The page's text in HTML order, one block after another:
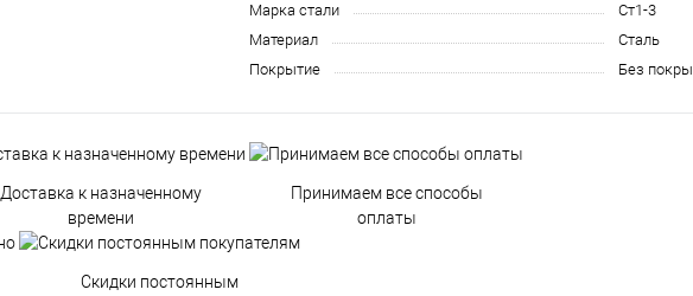
Марка стали
Ст1-3
Материал
Сталь
Покрытие
Без
Доставка к назначенному
времени
Принимаем все способы
оплаты
Скидки постоянным